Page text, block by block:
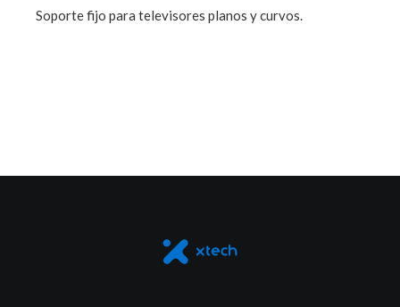
Soporte fijo para televisores planos y curvos.